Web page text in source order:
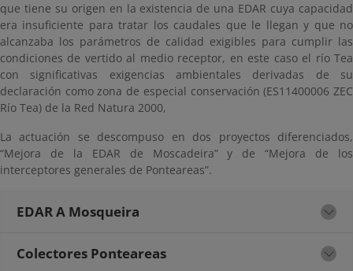
que tiene su origen en la existencia de una EDAR cuya capacidad
era insuficiente para tratar los caudales que le llegan y que no
alcanzaba los parámetros de calidad exigibles para cumplir las
condiciones de vertido al medio receptor, en este caso el río Tea
con significativas exigencias ambientales derivadas de su
declaración como zona de especial conservación (ES11400006 ZEC
Río Tea) de la Red Natura 2000,
La actuación se descompuso en dos proyectos diferenciados,
“Mejora de la EDAR de Moscadeira” y de “Mejora de los
interceptores generales de Ponteareas”.
EDAR A Mosqueira
Colectores Ponteareas